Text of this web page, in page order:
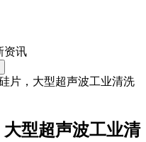
资讯
片，大型超声波工业清洗
型超声波工业清